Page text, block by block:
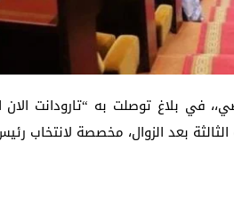
في بلاغ توصلت به “تارودانت الان
بعد الزوال، مخصصة لانتخاب